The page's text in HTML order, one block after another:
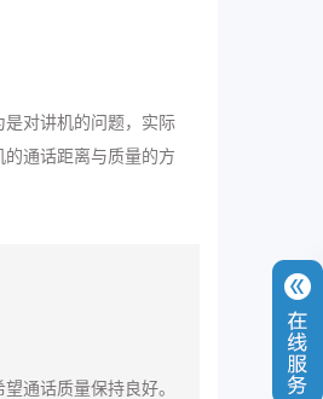
对讲机的问题，实际
通话距离与质量的方
通话质量保持良好。